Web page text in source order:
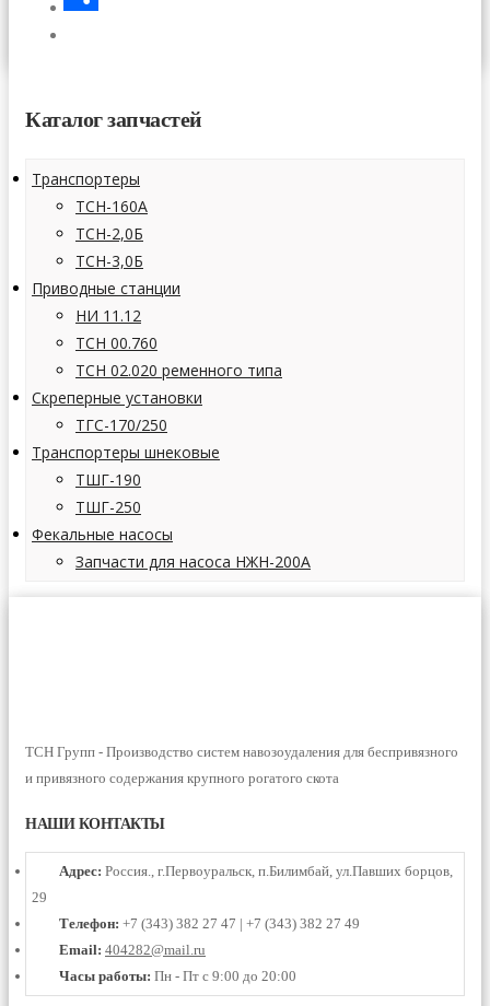
Каталог запчастей
Транспортеры
ТСН-160А
ТСН-2,0Б
ТСН-3,0Б
Приводные станции
НИ 11.12
ТСН 00.760
ТСН 02.020 ременного типа
Скреперные установки
ТГС-170/250
Транспортеры шнековые
ТШГ-190
ТШГ-250
Фекальные насосы
Запчасти для насоса НЖН-200А
ТСН Групп - Производство систем навозоудаления для беспривязного
и привязного содержания крупного рогатого скота
НАШИ КОНТАКТЫ
Адрес: Россия., г.Первоуральск, п.Билимбай, ул.Павших борцов,
29
Телефон: +7 (343) 382 27 47 | +7 (343) 382 27 49
Email: 404282@mail.ru
Часы работы: Пн - Пт с 9:00 до 20:00